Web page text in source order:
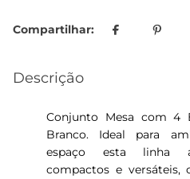
Descrição
Conjunto Mesa com 4
Branco. Ideal para
espaço esta linha
compactos e versáteis,